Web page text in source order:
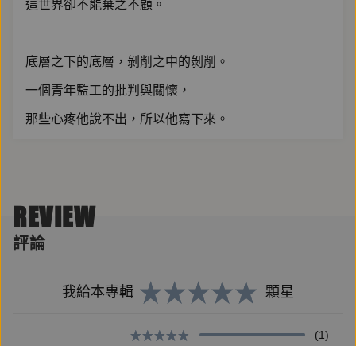
這世界卻不能棄之不顧。
底層之下的底層，剝削之中的剝削。
一個青年監工的批判與關懷，
那些心疼他說不出，所以他寫下來。
有時他是入了行就註定活不過七十歲的電焊工，走時帶
著盲眼和爛肺。
他的名字就是身上背心的數字。
有時她是師傅身旁備受尊敬的工地大嫂；或者默默吞下
REVIEW
評論
我給本專輯 顆星
(1)